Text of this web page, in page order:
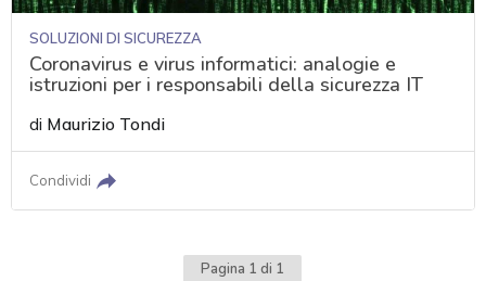
SOLUZIONI DI SICUREZZA
Coronavirus e virus informatici: analogie e
istruzioni per i responsabili della sicurezza IT
di Maurizio Tondi
Condividi
Pagina 1 di 1